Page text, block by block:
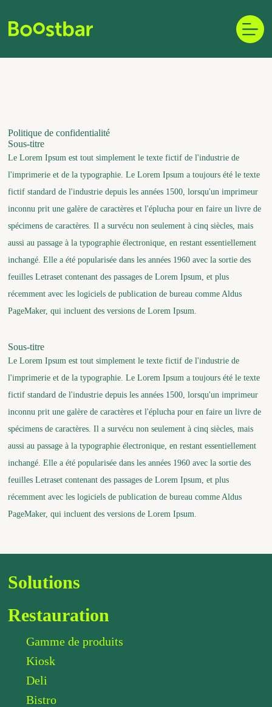
content
Politique de confidentialité
Sous-titre
Le Lorem Ipsum est tout simplement le texte fictif de l'industrie de
l'imprimerie et de la typographie. Le Lorem Ipsum a toujours été le texte
fictif standard de l'industrie depuis les années 1500, lorsqu'un imprimeur
inconnu prit une galère de caractères et l'éplucha pour en faire un livre de
spécimens de caractères. Il a survécu non seulement à cinq siècles, mais
aussi au passage à la typographie électronique, en restant essentiellement
inchangé. Elle a été popularisée dans les années 1960 avec la sortie des
feuilles Letraset contenant des passages de Lorem Ipsum, et plus
récemment avec les logiciels de publication de bureau comme Aldus
PageMaker, qui incluent des versions de Lorem Ipsum.
Sous-titre
Le Lorem Ipsum est tout simplement le texte fictif de l'industrie de
l'imprimerie et de la typographie. Le Lorem Ipsum a toujours été le texte
fictif standard de l'industrie depuis les années 1500, lorsqu'un imprimeur
inconnu prit une galère de caractères et l'éplucha pour en faire un livre de
spécimens de caractères. Il a survécu non seulement à cinq siècles, mais
aussi au passage à la typographie électronique, en restant essentiellement
inchangé. Elle a été popularisée dans les années 1960 avec la sortie des
feuilles Letraset contenant des passages de Lorem Ipsum, et plus
récemment avec les logiciels de publication de bureau comme Aldus
PageMaker, qui incluent des versions de Lorem Ipsum.
Solutions
Restauration
Gamme de produits
Kiosk
Deli
Bistro